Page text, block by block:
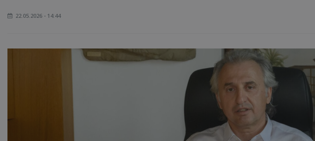
22.05.2026 - 14:44